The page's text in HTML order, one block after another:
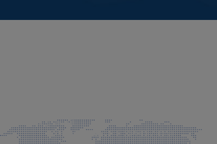
info@faeg.it
COMMERCIALE E SPEDIZIONI